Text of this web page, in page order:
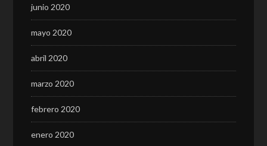
junio 2020
mayo 2020
abril 2020
marzo 2020
febrero 2020
enero 2020